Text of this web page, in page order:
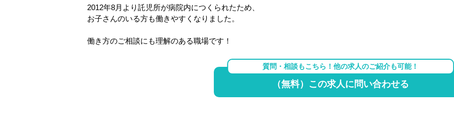
2012年8月より託児所が病院内につくられたため、
お子さんのいる方も働きやすくなりました。
働き方のご相談にも理解のある職場です！
質問・相談もこちら！他の求人のご紹介も可能！
（無料）この求人に問い合わせる